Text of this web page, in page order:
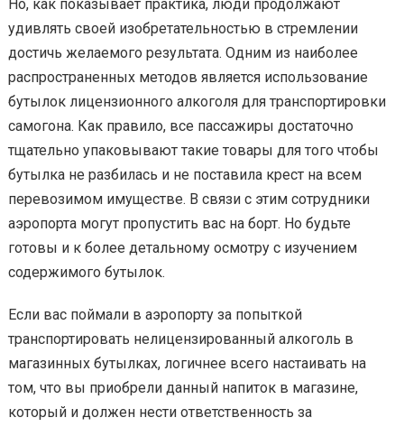
Но, как показывает практика, люди продолжают
удивлять своей изобретательностью в стремлении
достичь желаемого результата. Одним из наиболее
распространенных методов является использование
бутылок лицензионного алкоголя для транспортировки
самогона. Как правило, все пассажиры достаточно
тщательно упаковывают такие товары для того чтобы
бутылка не разбилась и не поставила крест на всем
перевозимом имуществе. В связи с этим сотрудники
аэропорта могут пропустить вас на борт. Но будьте
готовы и к более детальному осмотру с изучением
содержимого бутылок.
Если вас поймали в аэропорту за попыткой
транспортировать нелицензированный алкоголь в
магазинных бутылках, логичнее всего настаивать на
том, что вы приобрели данный напиток в магазине,
который и должен нести ответственность за